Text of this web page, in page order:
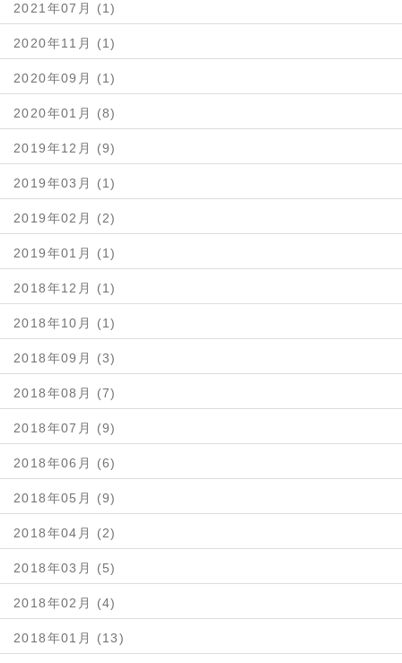
2021年07月 (1)
2020年11月 (1)
2020年09月 (1)
2020年01月 (8)
2019年12月 (9)
2019年03月 (1)
2019年02月 (2)
2019年01月 (1)
2018年12月 (1)
2018年10月 (1)
2018年09月 (3)
2018年08月 (7)
2018年07月 (9)
2018年06月 (6)
2018年05月 (9)
2018年04月 (2)
2018年03月 (5)
2018年02月 (4)
2018年01月 (13)